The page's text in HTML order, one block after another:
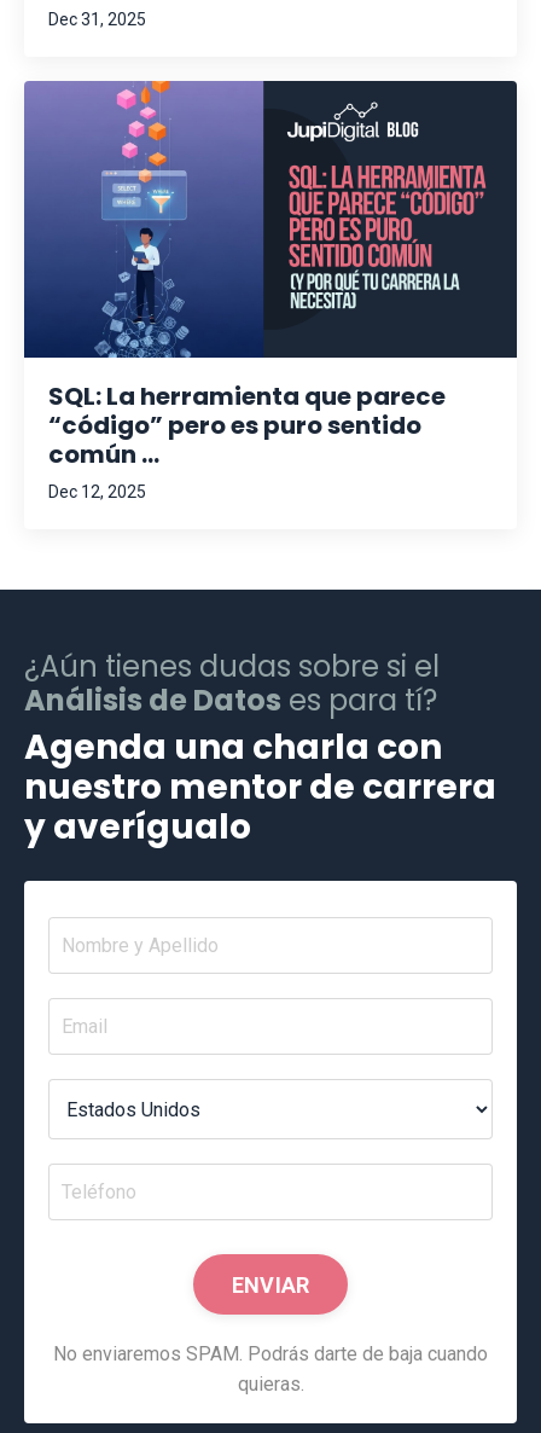
Dec 31, 2025
SQL: La herramienta que parece
“código” pero es puro sentido
común ...
Dec 12, 2025
¿Aún tienes dudas sobre si el
Análisis de Datos es para tí?
Agenda una charla con
nuestro mentor de carrera
y averígualo
ENVIAR
No enviaremos SPAM. Podrás darte de baja cuando
quieras.